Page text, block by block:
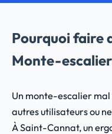
Pourquoi faire
Monte-
Un monte-escalier
autres utilisateurs ou
À Saint-Cannat, un